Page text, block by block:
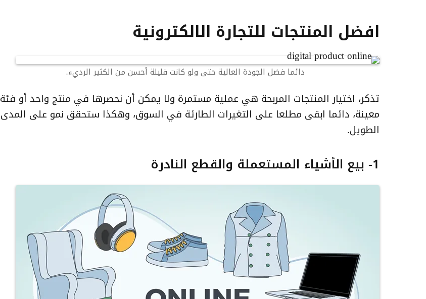
افضل المنتجات للتجارة الالكترونية
دائما فضل الجودة العالية حتى ولو كانت قليلة أحسن من الكثير الرديء.
تذكر، اختيار المنتجات المربحة هي عملية مستمرة ولا يمكن أن نحصرها في منتج واحد أو فئة
معينة، دائما ابقى مطلعا على التغيرات الطارئة في السوق، وهكذا ستحقق نمو على المدى
الطويل.
1- بيع الأشياء المستعملة والقطع النادرة